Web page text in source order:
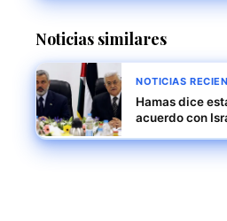
investigación
Noticias similares
NOTICIAS
Hamas dice
acuerdo con